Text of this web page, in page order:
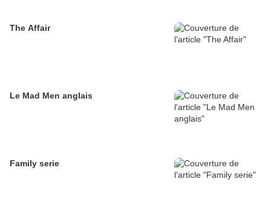
The Affair
Le Mad Men anglais
Family serie